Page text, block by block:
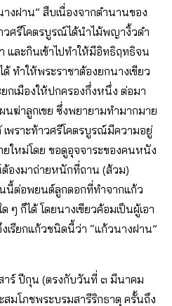
างฝาน” สืบเนื่องจากตํานานของ
ศรีโคตรบูรณ์ได้นําไม้พญางิ้วดํา
และกินเข้าไปทําให้มีอิทธิฤทธิจน
ทําให้พระราชาต้องยกนางเขียว
กเมืองให้ปกครองกึ่งหนึ่ง ต่อมา
นฆ่าลูกเขย ซึ่งพยายามทํามากมาย
เพราะท้าวศรีโคตรบูรณ์มีความอยู่
ใหม่โดย ขอดูอุจจาระของคนหนัง
องมาถ่ายหนักที่ถาน (ส้วม)
นี้ต่อพยนต์ลูกดอกที่ทําจากแก้ว
ๆ ก็ได้ โดยนางเขียวค้อมเป็นผู้เอา
รียกแก้วชนิดนี้ว่า “แก้วนางฝาน”
าร์ ปีกุน (ตรงกับวันที่ ๓ มีนาคม
มโภชพระบรมสารีริกธาตุ ครั้นถึง